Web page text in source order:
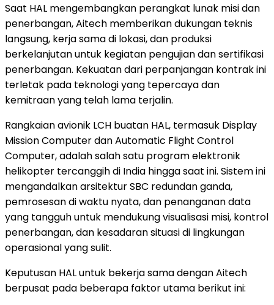
Saat HAL mengembangkan perangkat lunak misi dan
penerbangan, Aitech memberikan dukungan teknis
langsung, kerja sama di lokasi, dan produksi
berkelanjutan untuk kegiatan pengujian dan sertifikasi
penerbangan. Kekuatan dari perpanjangan kontrak ini
terletak pada teknologi yang tepercaya dan
kemitraan yang telah lama terjalin.
Rangkaian avionik LCH buatan HAL, termasuk Display
Mission Computer dan Automatic Flight Control
Computer, adalah salah satu program elektronik
helikopter tercanggih di India hingga saat ini. Sistem ini
mengandalkan arsitektur SBC redundan ganda,
pemrosesan di waktu nyata, dan penanganan data
yang tangguh untuk mendukung visualisasi misi, kontrol
penerbangan, dan kesadaran situasi di lingkungan
operasional yang sulit.
Keputusan HAL untuk bekerja sama dengan Aitech
berpusat pada beberapa faktor utama berikut ini: